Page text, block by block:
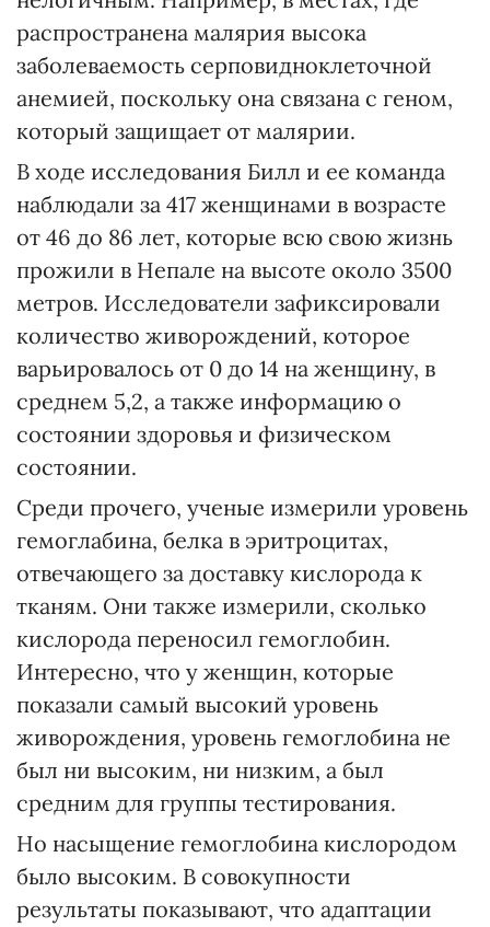
распространена малярия высока
заболеваемость серповидноклеточной
анемией, поскольку она связана с геном,
который защищает от малярии.
В ходе исследования Билл и ее команда
наблюдали за 417 женщинами в возрасте
от 46 до 86 лет, которые всю свою жизнь
прожили в Непале на высоте около 3500
метров. Исследователи зафиксировали
количество живорождений, которое
варьировалось от 0 до 14 на женщину, в
среднем 5,2, а также информацию о
состоянии здоровья и физическом
состоянии.
Среди прочего, ученые измерили уровень
гемоглабина, белка в эритроцитах,
отвечающего за доставку кислорода к
тканям. Они также измерили, сколько
кислорода переносил гемоглобин.
Интересно, что у женщин, которые
показали самый высокий уровень
живорождения, уровень гемоглобина не
был ни высоким, ни низким, а был
средним для группы тестирования.
Но насыщение гемоглобина кислородом
было высоким. В совокупности
результаты показывают, что адаптации